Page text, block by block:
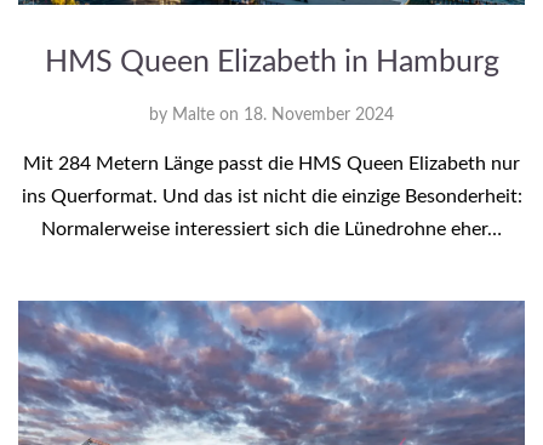
HMS Queen Elizabeth in Hamburg
by Malte on 18. November 2024
Mit 284 Metern Länge passt die HMS Queen Elizabeth nur
ins Querformat. Und das ist nicht die einzige Besonderheit:
Normalerweise interessiert sich die Lünedrohne eher…